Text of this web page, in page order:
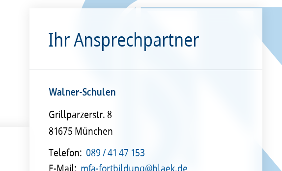
Ihr Ansprechpartner
Walner-Schulen
Grillparzerstr. 8
81675 München
Telefon: 089 / 41 47 153
E-Mail: mfa-fortbildung@blaek.de